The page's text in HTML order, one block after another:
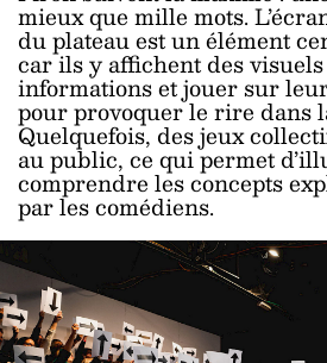
mieux que mille mots.
du plateau est un élément
car ils y affichent des
informations et jouer sur
pour provoquer le rire dans
Quelquefois, des jeux
au public, ce qui permet
comprendre les concepts
par les comédiens.